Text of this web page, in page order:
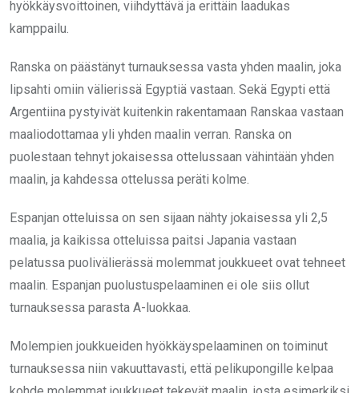
hyökkäysvoittoinen, viihdyttävä ja erittäin laadukas
kamppailu.
Ranska on päästänyt turnauksessa vasta yhden maalin, joka
lipsahti omiin välierissä Egyptiä vastaan. Sekä Egypti että
Argentiina pystyivät kuitenkin rakentamaan Ranskaa vastaan
maaliodottamaa yli yhden maalin verran. Ranska on
puolestaan tehnyt jokaisessa ottelussaan vähintään yhden
maalin, ja kahdessa ottelussa peräti kolme.
Espanjan otteluissa on sen sijaan nähty jokaisessa yli 2,5
maalia, ja kaikissa otteluissa paitsi Japania vastaan
pelatussa puolivälierässä molemmat joukkueet ovat tehneet
maalin. Espanjan puolustuspelaaminen ei ole siis ollut
turnauksessa parasta A-luokkaa.
Molempien joukkueiden hyökkäyspelaaminen on toiminut
turnauksessa niin vakuuttavasti, että pelikupongille kelpaa